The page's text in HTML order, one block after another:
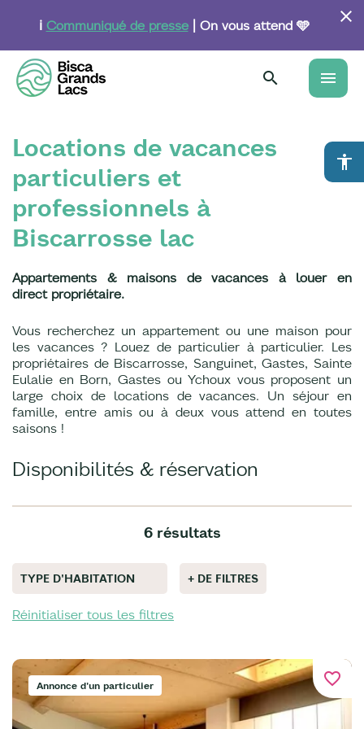
principal
ℹ️ Communiqué de presse| On vous attend 🩵
menu
accessibility
Locations de vacances
particuliers et
professionnels à
Biscarrosse lac
Appartements & maisons de vacances à louer en
direct propriétaire.
Vous recherchez un appartement ou une maison pour
les vacances ? Louez de particulier à particulier. Les
propriétaires de Biscarrosse, Sanguinet, Gastes, Sainte
Eulalie en Born, Gastes ou Ychoux vous proposent un
large choix de locations de vacances. Un séjour en
famille, entre amis ou à deux vous attend en toutes
saisons !
Disponibilités & réservation
6 résultats
TYPE D'HABITATION + DE FILTRES
Réinitialiser tous les filtres
favorite_border
Annonce d'un particulier